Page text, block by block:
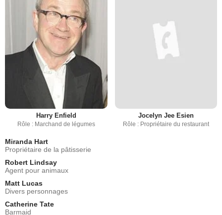
Harry Enfield
Rôle : Marchand de légumes
Jocelyn Jee Esien
Rôle : Propriétaire du restaurant
Miranda Hart
Propriétaire de la pâtisserie
Robert Lindsay
Agent pour animaux
Matt Lucas
Divers personnages
Catherine Tate
Barmaid